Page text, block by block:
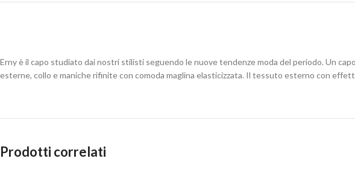
Erny è il capo studiato dai nostri stilisti seguendo le nuove tendenze moda del periodo. Un
esterne, collo e maniche rifinite con comoda maglina elasticizzata. Il tessuto esterno con
Prodotti correlati